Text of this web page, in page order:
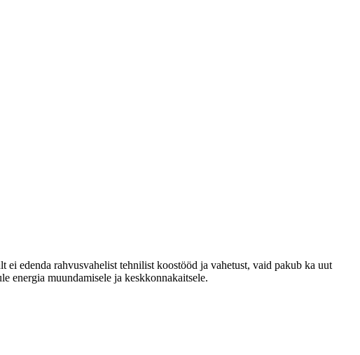
edenda rahvusvahelist tehnilist koostööd ja vahetust, vaid pakub ka uut
energia muundamisele ja keskkonnakaitsele.